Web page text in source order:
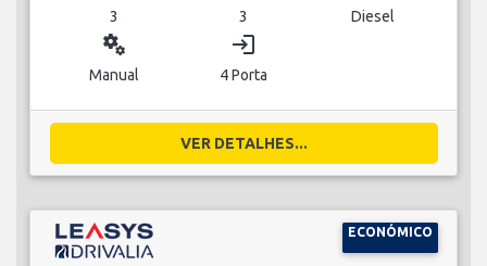
3 3 Diesel
miscellaneous_services
Manual
login
4 Porta
VER DETALHES...
ECONÓMICO